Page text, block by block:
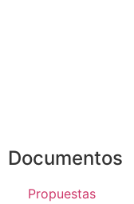
Documentos
Propuestas